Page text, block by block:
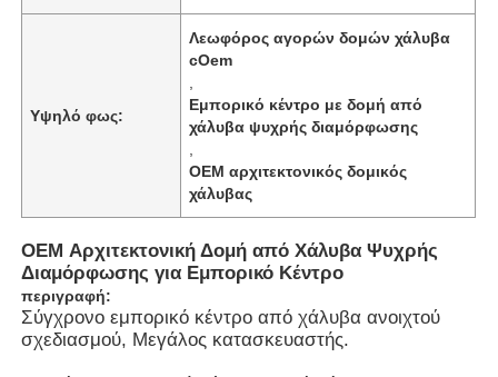
Προϊόντα
Βίντεο
Υψηλό φως:
Λεωφόρος αγορών δομών χάλυβα
cOem
Εμπορικό κέντρο με δομή από
χάλυβα ψυχρής διαμόρφωσης
OEM αρχιτεκτονικός δομικός
χάλυβας
OEM Αρχιτεκτονική Δομή από Χάλυβα Ψυχρής
Διαμόρφωσης για Εμπορικό Κέντρο
περιγραφή:
Σύγχρονο εμπορικό κέντρο από χάλυβα ανοιχτού
σχεδιασμού, Μεγάλος κατασκευαστής.